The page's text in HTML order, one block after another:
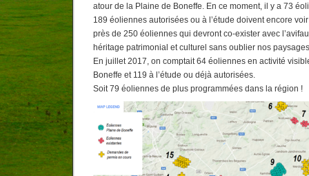
atour de la Plaine de Boneffe. En ce moment, il y a 73
189 éoliennes autorisées ou à l’étude doivent encore
près de 250 éoliennes qui devront co-exister avec
héritage patrimonial et culturel sans oublier nos
En juillet 2017, on comptait 64 éoliennes en activité
Boneffe et 119 à l’étude ou déjà autorisées.
Soit 79 éoliennes de plus programmées dans la région !